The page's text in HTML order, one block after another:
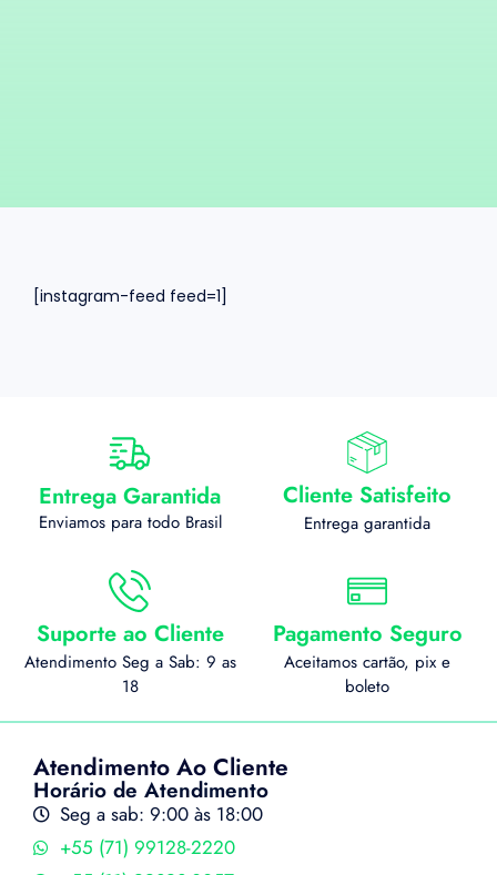
[instagram-feed feed=1]
Entrega Garantida
Enviamos para todo Brasil
Cliente Satisfeito
Entrega garantida
Suporte ao Cliente
Atendimento Seg a Sab: 9 as
18
Pagamento Seguro
Aceitamos cartão, pix e
boleto
Atendimento Ao Cliente
Horário de Atendimento
Seg a sab: 9:00 às 18:00
+55 (71) 99128-2220